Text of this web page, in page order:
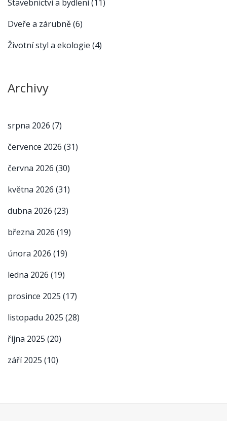
Stavebnictví a bydlení(11)
Dveře a zárubně(6)
Životní styl a ekologie (4)
Archivy
srpna 2026 (7)
července 2026 (31)
června 2026 (30)
května 2026 (31)
dubna 2026 (23)
března 2026 (19)
února 2026 (19)
ledna 2026 (19)
prosince 2025 (17)
listopadu 2025 (28)
října 2025 (20)
září 2025 (10)